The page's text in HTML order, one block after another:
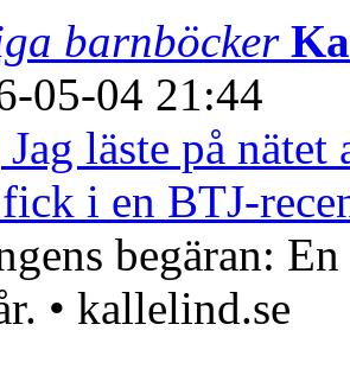
barnböcker
05-04 21:44
läste på nätet
i en BTJ-
begäran:
• kallelind.se